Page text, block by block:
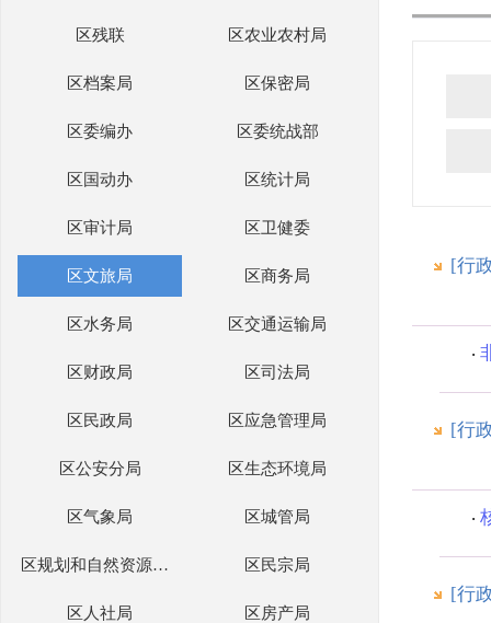
区残联 区农业农村局
区档案局 区保密局
区委编办 区委统战部
区国动办 区统计局
区审计局 区卫健委
区文旅局 区商务局
区水务局 区交通运输局
区财政局 区司法局
区民政局 区应急管理局
区公安分局 区生态环境局
区气象局 区城管局
区规划和自然资源分局 区民宗局
区人社局 区房产局
[行
[行
[行